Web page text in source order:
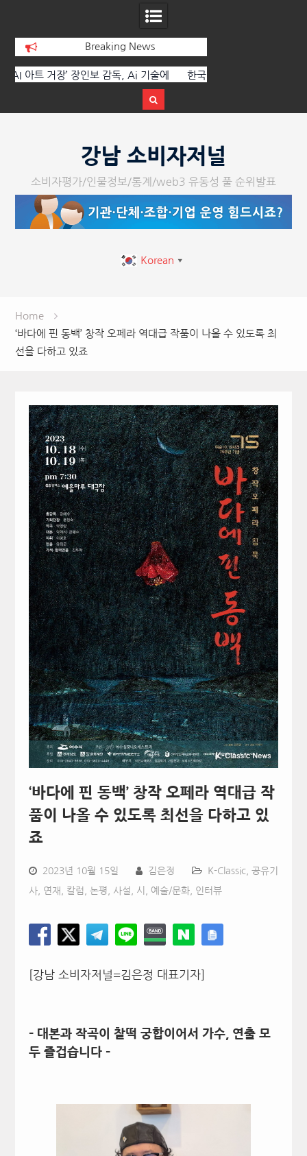
Breaking News
한국·브라질 슈퍼콘서트 올해 열린다
강남 소비자저널
소비자평가/인물정보/통계/web3 유동성 풀 순위발표
Korean ▼
Home
‘바다에 핀 동백’ 창작 오페라 역대급 작품이 나올 수 있도록 최
선을 다하고 있죠
‘바다에 핀 동백’ 창작 오페라 역대급 작
품이 나올 수 있도록 최선을 다하고 있
죠
2023년 10월 15일 김은정 K-Classic, 공유기
사, 연재, 칼럼, 논평, 사설, 시 예술/문화, 인터뷰
[강남 소비자저널=김은정 대표기자]
– 대본과 작곡이 찰떡 궁합이어서 가수, 연출 모
두 즐겁습니다 –